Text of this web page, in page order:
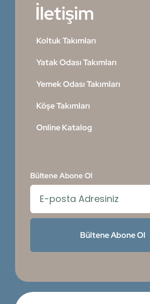
İletişim
Koltuk Takımları
Yatak Odası Takımları
Yemek Odası Takımları
Köşe Takımları
Online Katalog
Bültene Abone Ol
Bültene Abone Ol